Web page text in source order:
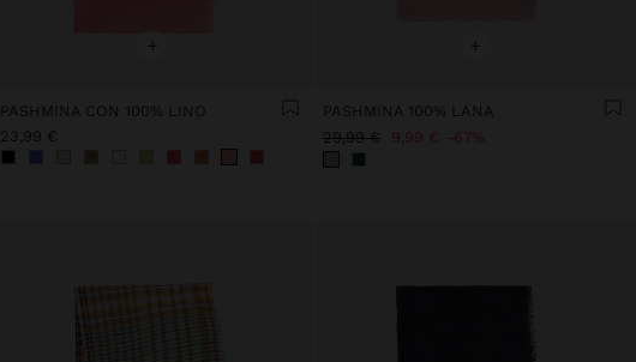
+
PASHMINA CON 100% LINO
23,99 €
+
PASHMINA 100% LANA
29,99 € 9,99 € 67%